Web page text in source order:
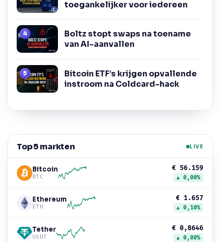
toegankelijker voor iedereen
Boltz stopt swaps na toename
van AI-aanvallen
Bitcoin ETF’s krijgen opvallende
instroom na Coldcard-hack
Top 5 markten LIVE
Bitcoin
BTC
€ 56.159
▲ 0,00%
Ethereum
ETH
€ 1.657
▲ 0,10%
Tether
USDT
€ 0,8646
▲ 0,00%